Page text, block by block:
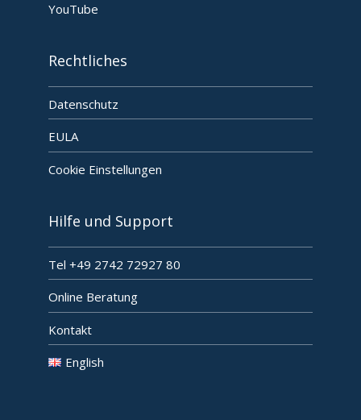
YouTube
Rechtliches
Datenschutz
EULA
Cookie Einstellungen
Hilfe und Support
Tel +49 2742 72927 80
Online Beratung
Kontakt
English